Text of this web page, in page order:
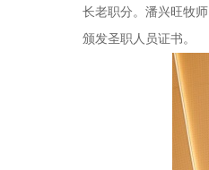
长老职分。潘兴旺牧
颁发圣职人员证书。